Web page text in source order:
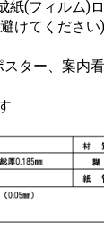
紙(フィルム)
けてくださ
ター、案内